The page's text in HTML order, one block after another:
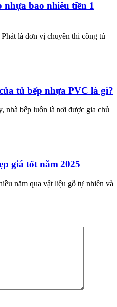
bao nhiêu tiền 1
là đơn vị chuyên thi công tủ
tủ bếp nhựa PVC là gì?
nhà bếp luôn là nơi được gia chủ
giá tốt năm 2025
năm qua vật liệu gỗ tự nhiên và